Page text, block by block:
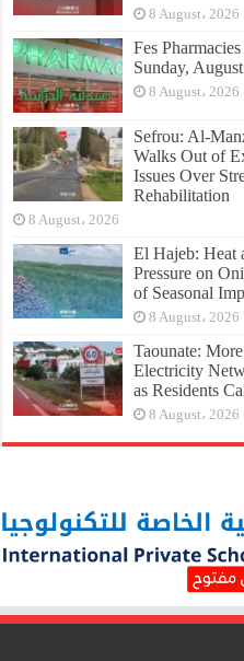
8 August، 2026
Fes
Sunday,
8 August، 2026
Sefrou: Al-
Walks Out of
Issues Over
Rehabilitation
8 August، 2026
El Hajeb: Heat
Pressure on
of Seasonal
8 August، 2026
Taounate:
Electricity
as Residents
8 August، 2026